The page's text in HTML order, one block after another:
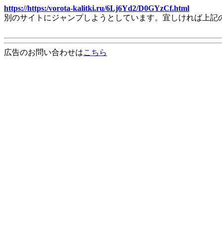
https://https:/vorota-kalitki.ru/6Lj6Yd2/D0GYzCf.html
別のサイトにジャンプしようとしています。宜しければ上
広告のお問い合わせはこちら